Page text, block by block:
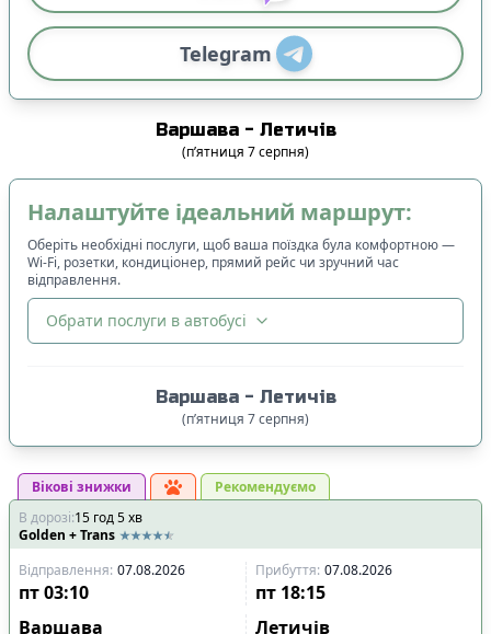
Telegram
Варшава - Летичів
(п’ятниця 7серпня)
Налаштуйте ідеальний маршрут:
Оберіть необхідні послуги, щоб ваша поїздка була комфортною —
Wi-Fi, розетки, кондиціонер, прямий рейс чи зручний час
відправлення.
Обрати послуги в автобусі
Спочатку дешевші
Час відправлення
Спочатку ранні
Спочатку вечірні
Час прибуття
Спочатку ранні
Варшава - Летичів
(п’ятниця 7серпня)
Вікові знижки
Рекомендуємо
В дорозі:15 год5хв
Golden + Trans
Відправлення: 07.08.2026 Прибуття: 07.08.2026
пт03:10 пт 18:15
Варшава
Летичів